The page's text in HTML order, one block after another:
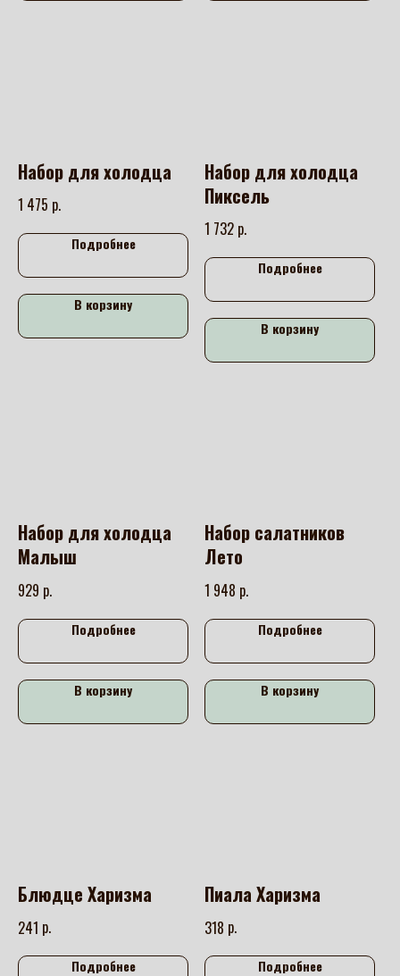
Набор для холодца
1 475 р.
Подробнее
В корзину
Набор для холодца
Пиксель
1 732 р.
Подробнее
В корзину
Набор для холодца
Малыш
929 р.
Подробнее
В корзину
Набор салатников
Лето
1 948 р.
Подробнее
В корзину
Блюдце Харизма
241 р.
Подробнее
Пиала Харизма
318 р.
Подробнее